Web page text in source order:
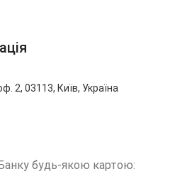
2, 03113, Київ, Україна
будь-якою картою: